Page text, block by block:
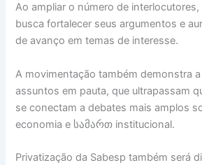
Ao ampliar o número de
busca fortalecer seus argumentos e
de avanço em temas de interesse.
A movimentação também demonstra
assuntos em pauta, que ultrapassam
se conectam a debates mais amplos
economia e სამართ institucional.
Privatização da Sabesp também será